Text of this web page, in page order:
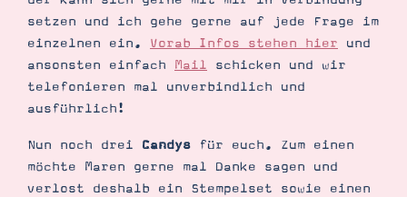
Suche Impressum Datenschutz
setzen und ich gehe gerne auf jede Frage im
einzelnen ein. Vorab Infos stehen hier und
ansonsten einfach Mail schicken und wir
telefonieren mal unverbindlich und
ausführlich!
Nun noch drei Candys für euch. Zum einen
möchte Maren gerne mal Danke sagen und
verlost deshalb ein Stempelset sowie einen